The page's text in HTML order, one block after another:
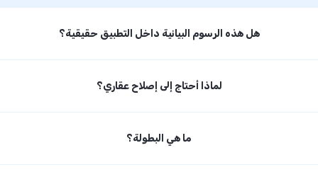
هل هذه الرسوم البيانية داخل التطبيق حقيقية؟
لماذا أحتاج إلى إصلاح عقاري؟
عندما تشتري عقارًا داخلInvest Empire
كمؤجر الحفاظ على عقارك في حالة ممتازة للحصول على دفعات
ما هي البطولة؟